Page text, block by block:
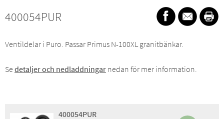
400054PUR
Ventildelar i Puro. Passar Primus N-100XL granitbänkar.
Se detaljer och nedladdningar nedan för mer information.
400054PUR